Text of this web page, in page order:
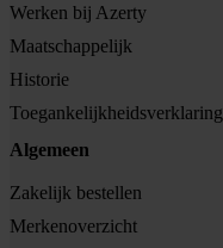
Werken bij Azerty
Maatschappelijk
Historie
Toegankelijkheidsverklaring
Algemeen
Zakelijk bestellen
Merkenoverzicht